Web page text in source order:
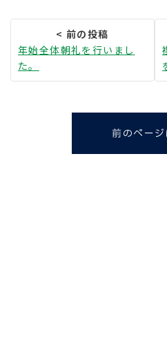
年始全体朝礼を行いまし
た。
前のページ